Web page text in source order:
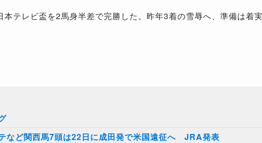
テレビ盃を2馬身半差で完勝した。昨年3着の雪辱へ、準備は着実
など関西馬7頭は22日に成田発で米国遠征へ JRA発表